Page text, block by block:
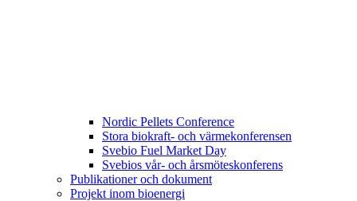
Nordic Pellets Conference
Stora biokraft- och värmekonferensen
Svebio Fuel Market Day
Svebios vår- och årsmöteskonferens
Publikationer och dokument
Projekt inom bioenergi